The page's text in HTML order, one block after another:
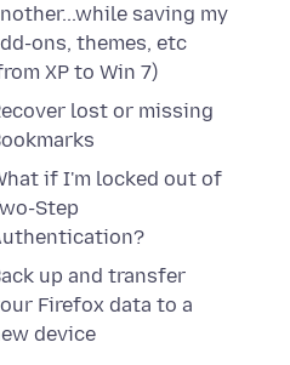
saving my
ons, themes, etc
XP to Win 7)
lost or missing
if I'm locked out of
Step
up and transfer
Firefox data to a
device